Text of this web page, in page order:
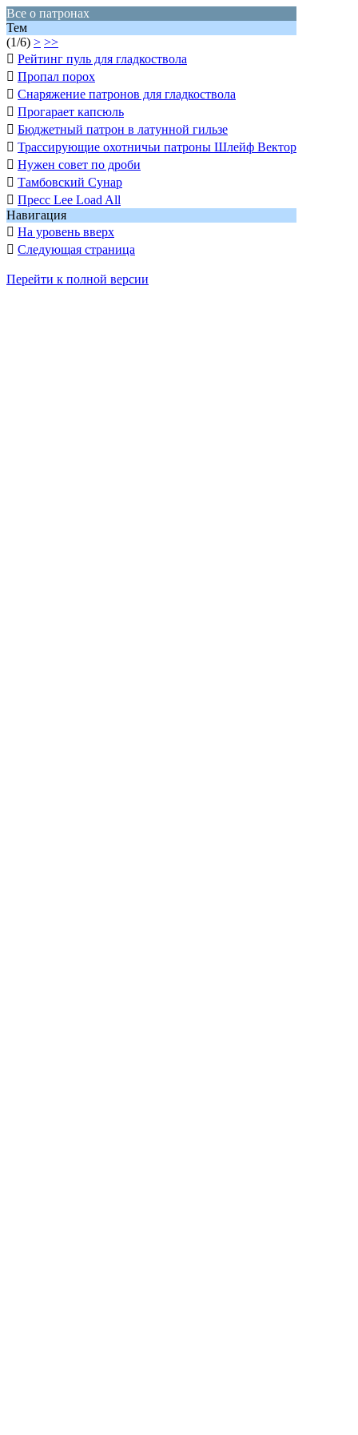
Все о патронах
Тем
(1/6) > >>
 Рейтинг пуль для гладкоствола
 Пропал порох
 Снаряжение патронов для гладкоствола
 Прогарает капсюль
 Бюджетный патрон в латунной гильзе
 Трассирующие охотничьи патроны Шлейф Вектор
 Нужен совет по дроби
 Тамбовский Сунар
 Пресс Lee Load All
Навигация
 На уровень вверх
 Следующая страница
Перейти к полной версии